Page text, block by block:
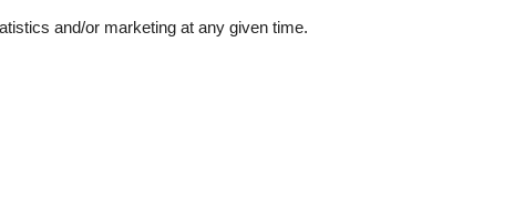
and/or marketing at any given time.